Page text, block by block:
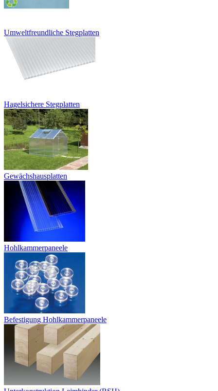
Umweltfreundliche Stegplatten
Hagelsichere Stegplatten
Gewächshausplatten
Hohlkammerpaneele
Befestigung Hohlkammerpaneele